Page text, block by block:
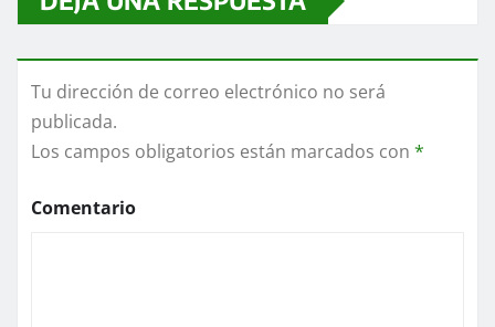
Tu dirección de correo electrónico no será
publicada.
Los campos obligatorios están marcados con *
Comentario